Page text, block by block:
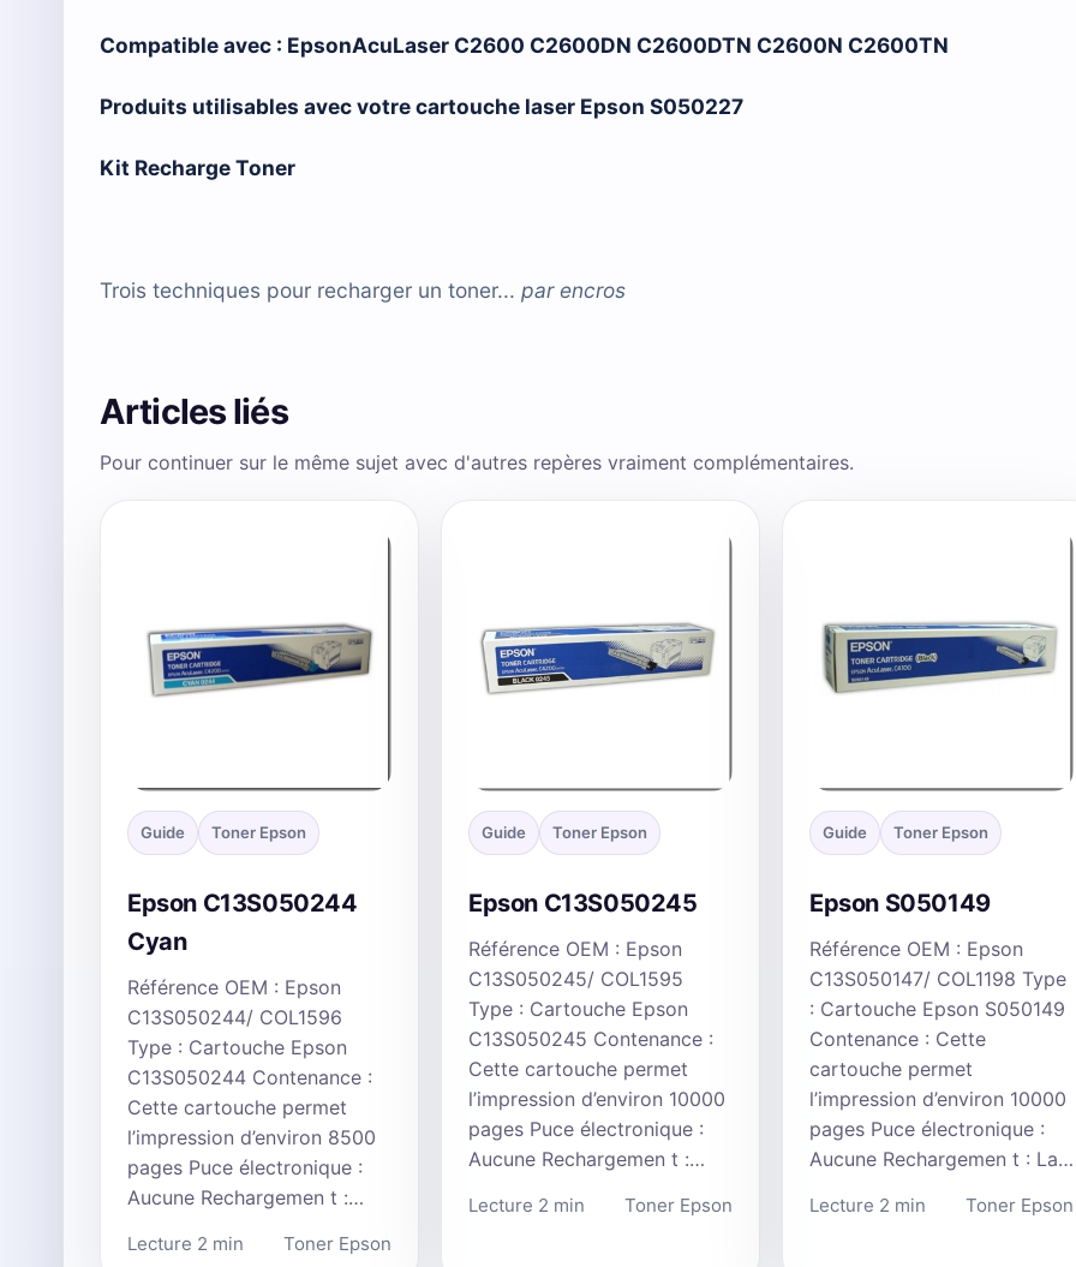
Compatible avec : EpsonAcuLaser C2600 C2600DN C2600DTN C2600N C2600TN
Produits utilisables avec votre cartouche laser Epson S050227
Kit Recharge Toner
Trois techniques pour recharger un toner... parencros
Articles liés
Pour continuer sur le même sujet avec d'autres repères vraiment complémentaires.
Guide Toner Epson
Epson C13S050244
Cyan
Référence OEM : Epson
C13S050244/ COL1596
Type : Cartouche Epson
C13S050244 Contenance :
Cette cartouche permet
l’impression d’environ 8500
pages Puce électronique :
Aucune Rechargemen t :…
Lecture 2 min Toner Epson
Guide Toner Epson
Epson C13S050245
Référence OEM : Epson
C13S050245/ COL1595
Type : Cartouche Epson
C13S050245 Contenance :
Cette cartouche permet
l’impression d’environ 10000
pages Puce électronique :
Aucune Rechargemen t :…
Lecture 2 min Toner Epson
Guide Toner Epson
Epson S050149
Référence OEM : Epson
C13S050147/ COL1198 Type
: Cartouche Epson S050149
Contenance : Cette
cartouche permet
l’impression d’environ 10000
pages Puce électronique :
Aucune Rechargemen t : La…
Lecture 2 min Toner Epson